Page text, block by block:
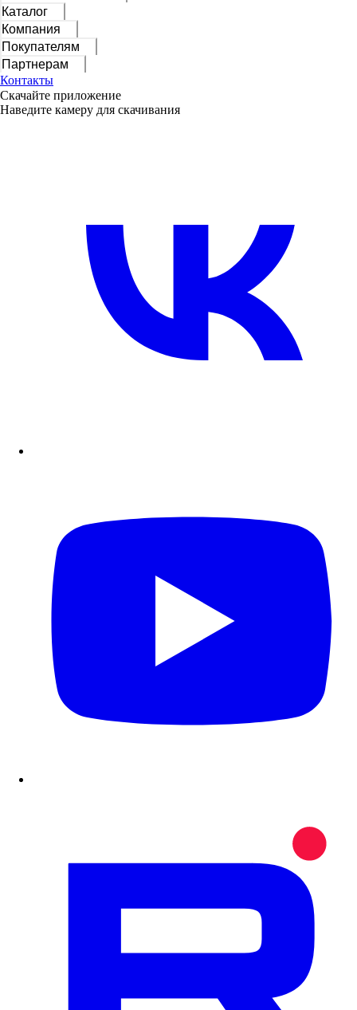
Каталог
Компания
Покупателям
Партнерам
Контакты
Скачайте приложение
Наведите камеру для скачивания